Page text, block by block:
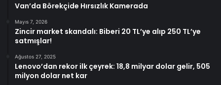
Van’da Börekçide Hırsızlık Kamerada
Mayıs 7, 2026
Zincir market skandalı: Biberi 20 TL’ye alıp 250 TL’ye
satmışlar!
Ağustos 27, 2025
Lenovo’dan rekor ilk çeyrek: 18,8 milyar dolar gelir, 505
milyon dolar net kar